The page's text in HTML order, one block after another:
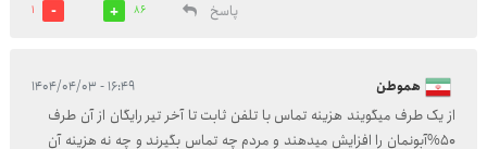
پاسخ
86
1
هموطن ۱۶:۴۹ - ۱۴۰۴/۰۴/۰۳
از یک طرف میگویند هزینه تماس با تلفن ثابت تا آخر تیر رایگان از آن طرف
50%آبونمان را افزایش میدهند و مردم چه تماس بگیرند و چه نه هزینه آن